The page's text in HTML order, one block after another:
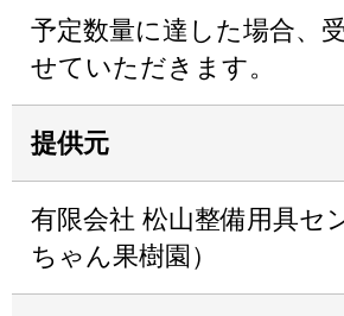
予定数量に達した場合、
せていただきます。
提供元
有限会社 松山整備用具セ
ちゃん果樹園）